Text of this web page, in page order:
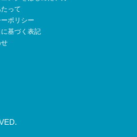
って
ポリシー
基づく表記